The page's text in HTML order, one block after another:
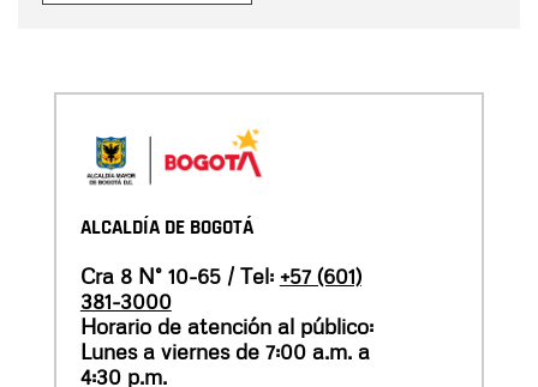
ALCALDÍA DE BOGOTÁ
Cra 8 N° 10-65 / Tel: +57 (601)
381-3000
Horario de atención al público:
Lunes a viernes de 7:00 a.m. a
4:30 p.m.